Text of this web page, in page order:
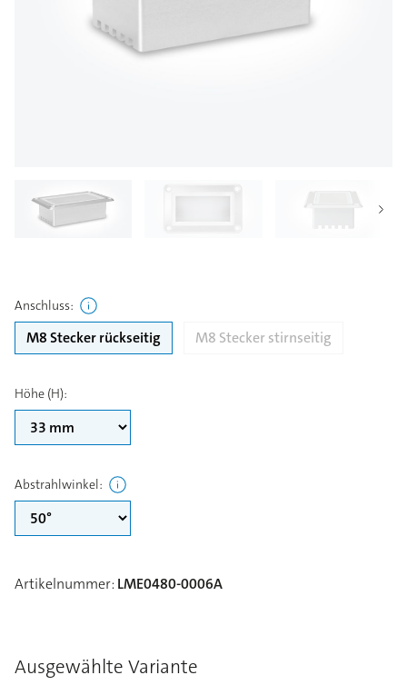
Anschluss:
M8 Stecker rückseitig M8 Stecker stirnseitig
Höhe (H):
Abstrahlwinkel:
Artikelnummer:LME0480-0006A
Ausgewählte Variante